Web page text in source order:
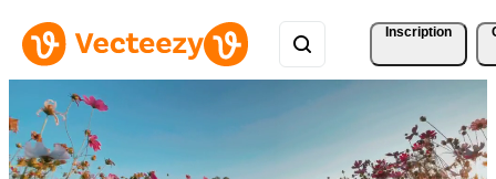
Inscription